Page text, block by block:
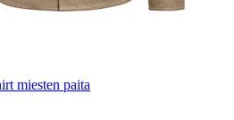
miesten paita